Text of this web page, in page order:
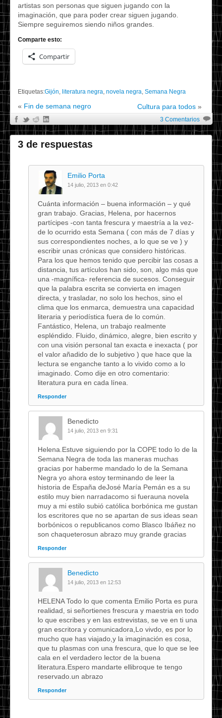
artistas son personas que siguen jugando con la
imaginación, que para poder crear siguen jugando.
Siempre seguiremos siendo niños grandes.
Comparte esto:
Compartir
Etiquetas:Gijón, literatura negra, novela negra, Semana Negra
« Fin de semana negro Cultura para todos »
3 Comentarios
3 de respuestas
Emilio Porta
14 julio, 2013 en 0:42
Cuánta información – buena información – y qué
gran trabajo. Gracias, Helena, por hacernos
partícipes -con tanta frescura y maestría a la vez-
de lo ocurrido esta Semana ( con más de 7 días y
sus correspondientes noches, a lo que se ve ) y
escribir unas crónicas que considero históricas.
Para los que hemos tenido que percibir las cosas a
distancia, tus artículos han sido, son, algo más que
una -magnífica- referencia de sucesos. Conseguir
que la palabra escrita se convierta en imagen
directa, y trasladar, no solo los hechos, sino el
clima que los enmarca, demuestra una capacidad
literaria y periodística fuera de lo común.
Fantástico, Helena, un trabajo realmente
espléndido. Fluido, dinámico, alegre, bien escrito y
con una visión personal tan exacta e inexacta ( por
el valor añadido de lo subjetivo ) que hace que la
lectura se enganche tanto a lo vivido como a lo
imaginado. Como dije en otro comentario:
literatura pura en cada línea.
Responder
Benedicto
14 julio, 2013 en 9:31
Helena.Estuve siguiendo por la COPE todo lo de la
Semana Negra de toda las maneras muchas
gracias por haberme mandado lo de la Semana
Negra yo ahora estoy terminando de leer la
historia de España deJosé María Pemán es a su
estilo muy bien narradacomo si fuerauna novela
muy a mi estilo subió católica borbónica me gustan
los escritores que no se apartan de sus ideas sean
borbónicos o republicanos como Blasco Ibáñez no
son chaqueterosun abrazo muy grande gracias
Responder
Benedicto
14 julio, 2013 en 12:53
HELENA Todo lo que comenta Emilio Porta es pura
realidad, si señortienes frescura y maestria en todo
lo que escribes y en las estrevistas, se ve en ti una
gran escritora y comunicadora,Lo vivdo, es por lo
mucho que has viajado,y la imaginación es cosa,
que tu plasmas con una frescura, que lo que se lee
cala en el verdadero lector de la buena
literatura.Espero mandarte ellibroque te tengo
reservado.un abrazo
Responder